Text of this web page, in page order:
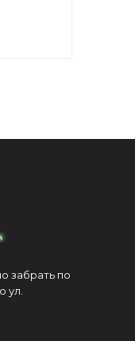
забрать по
ул.